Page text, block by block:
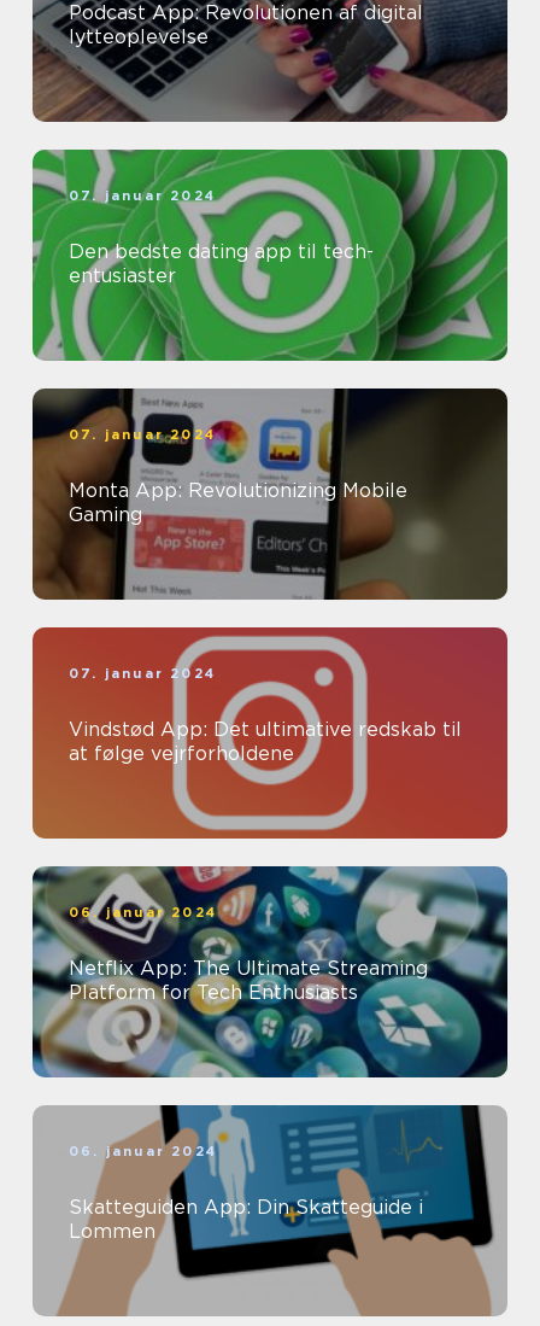
Podcast App: Revolutionen af digital
lytteoplevelse
07. januar 2024
Den bedste dating app til tech-
entusiaster
07. januar 2024
Monta App: Revolutionizing Mobile
Gaming
07. januar 2024
Vindstød App: Det ultimative redskab til
at følge vejrforholdene
06. januar 2024
Netflix App: The Ultimate Streaming
Platform for Tech Enthusiasts
06. januar 2024
Skatteguiden App: Din Skatteguide i
Lommen